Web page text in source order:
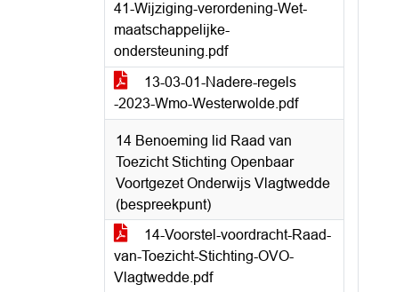
41-Wijziging-verordening-Wet-
maatschappelijke-
ondersteuning.pdf
13-03-01-Nadere-regels
-2023-Wmo-Westerwolde.pdf
14 Benoeming lid Raad van
Toezicht Stichting Openbaar
Voortgezet Onderwijs Vlagtwedde
(bespreekpunt)
14-Voorstel-voordracht-Raad-
van-Toezicht-Stichting-OVO-
Vlagtwedde.pdf